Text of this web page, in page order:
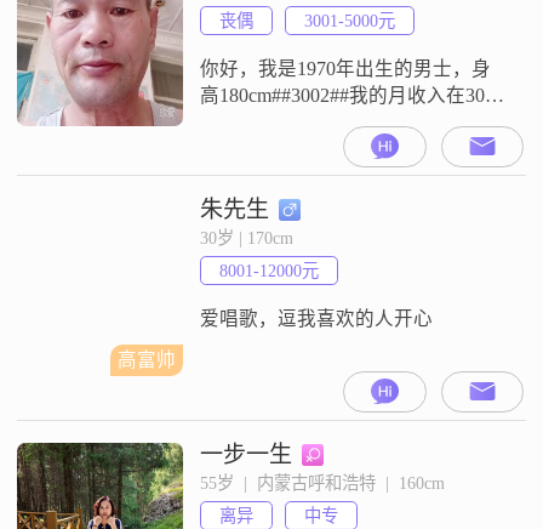
得三观默契，人品好，素质高，能
合得来重要，坚持互相尊重的原则
##3002##我习
丧偶
3001-5000元
你好，我是1970年出生的男士，身
高180cm##3002##我的月收入在3001
到5000元之间，现在在阿拉善盟工
作##3002##我的学历是高中及以下
##3002##我是一个稳重可靠的人，
责任感强，平时随和易相处
##3002##我觉得家庭很重要，所以
一直把家庭放在很重要的位置
##3002##我为人真诚可靠，平时生
活
高富帅
朱先生
30岁 | 170cm
8001-12000元
爱唱歌，逗我喜欢的人开心
一步一生
55岁  |  内蒙古呼和浩特  |  160cm
离异
中专